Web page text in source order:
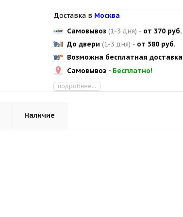
Доставка в Москва
Самовывоз (1-3 дня) - от 370 руб.
До двери (1-3 дня) - от 380 руб.
Возможна бесплатная доставка
Самовывоз - Бесплатно!
подробнее...
Наличие